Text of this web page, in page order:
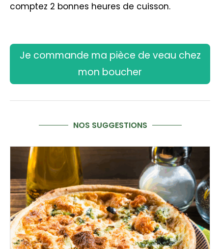
comptez 2 bonnes heures de cuisson.
Je commande ma pièce de veau chez
mon boucher
NOS SUGGESTIONS